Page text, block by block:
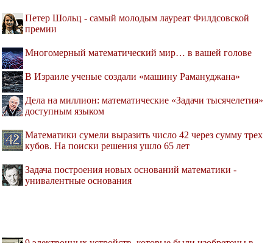
Петер Шольц - самый молодым лауреат Филдсовской
премии
Многомерный математический мир… в вашей голове
В Израиле ученые создали «машину Рамануджана»
Дела на миллион: математические «Задачи тысячелетия»
доступным языком
Математики сумели выразить число 42 через сумму трех
кубов. На поиски решения ушло 65 лет
Задача построения новых оснований математики -
унивалентные основания